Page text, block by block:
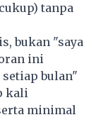
tanpa
bukan "saya
ini
bulan"
kali
minimal